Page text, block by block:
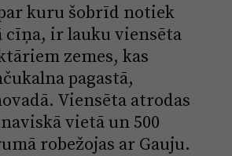
kuru šobrīd notiek
cīņa, ir lauku viensēta
zemes, kas
pagastā,
Viensēta atrodas
vietā un 500
robežojas ar Gauju.